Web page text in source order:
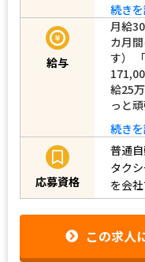
続き
給与
月給
カ月
す）
給25
っと
続き
応募資格
普通
タク
を会
この求人